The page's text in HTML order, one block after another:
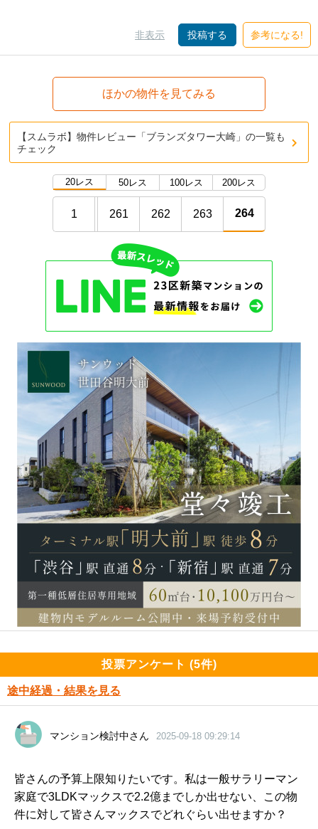
非表示 投稿する 参考になる!
ほかの物件を見てみる
【スムラボ】物件レビュー「ブランズタワー大崎」の一覧も
チェック
20レス 50レス 100レス 200レス
1 261 262 263 264
投票アンケート (5件)
途中経過・結果を見る
マンション検討中さん 2025-09-18 09:29:14
皆さんの予算上限知りたいです。私は一般サラリーマン
家庭で3LDKマックスで2.2億までしか出せない、この物
件に対して皆さんマックスでどれぐらい出せますか？